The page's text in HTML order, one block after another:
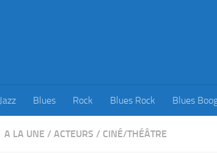
Jazz Blues Rock Blues Rock Blues
A LA UNE / ACTEURS / CINÉ/THÉÂTRE